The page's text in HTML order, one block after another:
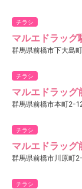
チラシ
マルエドラッグ
群馬県前橋市下大島
チラシ
マルエドラッグ
群馬県前橋市本町2-
チラシ
マルエドラッグ
群馬県前橋市川原町
チラシ